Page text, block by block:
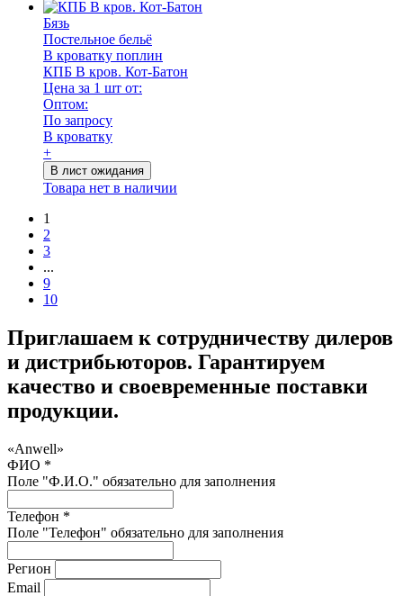
Бязь
Постельное бельё
В кроватку поплин
КПБ В кров. Кот-Батон
Цена за 1 шт от:
Оптом:
По запросу
В кроватку
+
В лист ожидания
Товара нет в наличии
1
2
3
...
9
10
Приглашаем к сотрудничеству дилеров
и дистрибьюторов. Гарантируем
качество и своевременные поставки
продукции.
«Anwell»
ФИО *
Поле "Ф.И.О." обязательно для заполнения
Телефон *
Поле "Телефон" обязательно для заполнения
Регион
Email